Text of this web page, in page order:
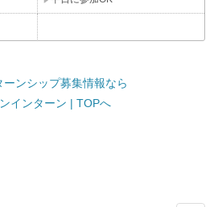
ーンシップ募集情報なら
インターン | TOPへ